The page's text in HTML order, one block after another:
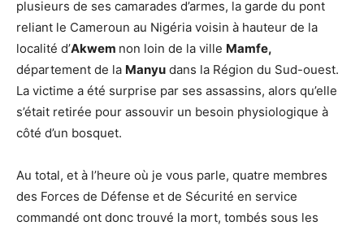
plusieurs de ses camarades d’armes, la garde du pont
reliant le Cameroun au Nigéria voisin à hauteur de la
localité d’Akwem non loin de la ville Mamfe,
département de la Manyu dans la Région du Sud-ouest.
La victime a été surprise par ses assassins, alors qu’elle
s’était retirée pour assouvir un besoin physiologique à
côté d’un bosquet.
Au total, et à l’heure où je vous parle, quatre membres
des Forces de Défense et de Sécurité en service
commandé ont donc trouvé la mort, tombés sous les